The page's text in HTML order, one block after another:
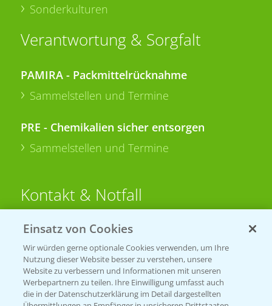
Sonderkulturen
Verantwortung & Sorgfalt
PAMIRA - Packmittelrücknahme
Sammelstellen und Termine
PRE - Chemikalien sicher entsorgen
Sammelstellen und Termine
Kontakt & Notfall
Beratung auf WhatsApp
T.+49 (0)174 346 564 1
KONTAKT
Einsatz von Cookies
Wir würden gerne optionale Cookies verwenden, um Ihre
Nutzung dieser Website besser zu verstehen, unsere
Website zu verbessern und Informationen mit unseren
Werbepartnern zu teilen. Ihre Einwilligung umfasst auch
die in der Datenschutzerklärung im Detail dargestellten